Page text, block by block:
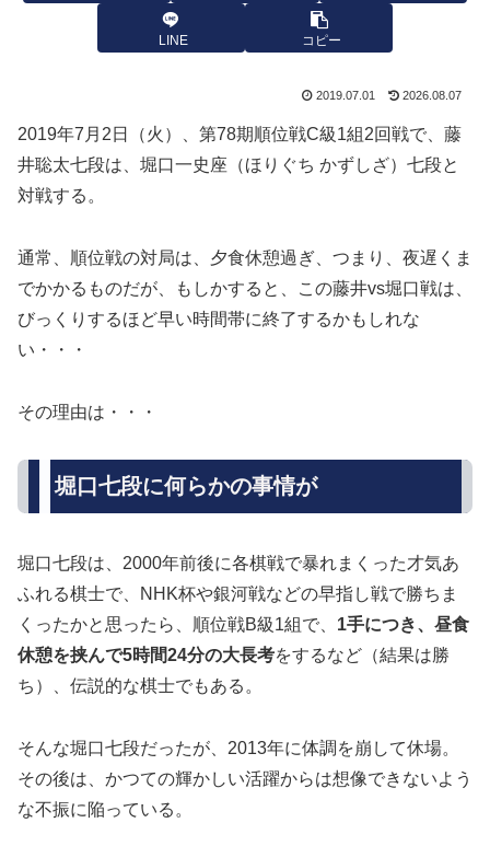
LINE コピー
2019.07.01 2026.08.07
2019年7月2日（火）、第78期順位戦C級1組2回戦で、藤
井聡太七段は、堀口一史座（ほりぐち かずしざ）七段と
対戦する。
通常、順位戦の対局は、夕食休憩過ぎ、つまり、夜遅くま
でかかるものだが、もしかすると、この藤井vs堀口戦は、
びっくりするほど早い時間帯に終了するかもしれな
い・・・
その理由は・・・
堀口七段に何らかの事情が
堀口七段は、2000年前後に各棋戦で暴れまくった才気あ
ふれる棋士で、NHK杯や銀河戦などの早指し戦で勝ちま
くったかと思ったら、順位戦B級1組で、 1手につき、昼食
休憩を挟んで5時間24分の大長考をするなど（結果は勝
ち）、伝説的な棋士でもある。
そんな堀口七段だったが、2013年に体調を崩して休場。
その後は、かつての輝かしい活躍からは想像できないよう
な不振に陥っている。